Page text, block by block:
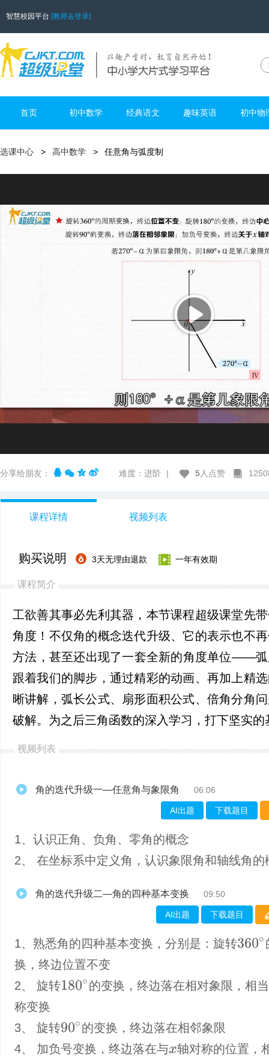
智慧校园平台 [教师去登录]
首页 初中数学 经典语文 趣味英语 初中物
选课中心 高中数学 任意角与弧度制
分享给朋友： 难度：进阶 | 5人点赞
课程详情 视频列表
购买说明 3天无理由退款 一年有效期
课程简介
工欲善其事必先利其器，本节课程超级课堂先
角度！不仅角的概念迭代升级、它的表示也不
方法，甚至还出现了一套全新的角度单位——
跟着我们的脚步，通过精彩的动画、再加上精
晰讲解，弧长公式、扇形面积公式、倍角分角
破解。为之后三角函数的深入学习，打下坚实的
视频列表
角的迭代升级一—任意角与象限角 06:06
AI出题 下载题目
1、认识正角、负角、零角的概念
2、 在坐标系中定义角，认识象限角和轴线角的
角的迭代升级二—角的四种基本变换 09:50
AI出题 下载题目
1、熟悉角的四种基本变换，分别是：旋转360∘
换，终边位置不变
2、 旋转180∘
的变换，终边落在相对象限，相
称变换
3、 旋转90∘
的变换，终边落在相邻象限
4、 加负号变换，终边落在与x 轴对称的位置，